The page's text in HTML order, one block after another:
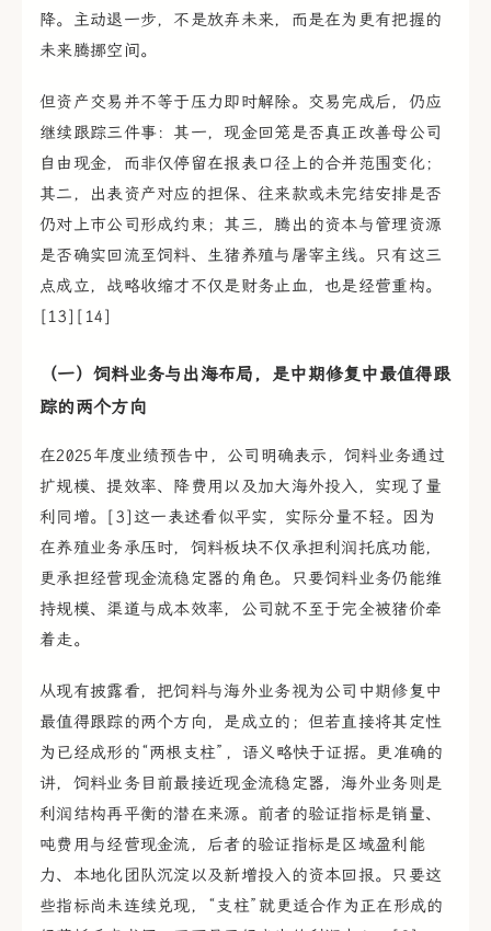
降。主动退一步，不是放弃未来，而是在为更有把握的
未来腾挪空间。
但资产交易并不等于压力即时解除。交易完成后，仍应
继续跟踪三件事：其一，现金回笼是否真正改善母公司
自由现金，而非仅停留在报表口径上的合并范围变化；
其二，出表资产对应的担保、往来款或未完结安排是否
仍对上市公司形成约束；其三，腾出的资本与管理资源
是否确实回流至饲料、生猪养殖与屠宰主线。只有这三
点成立，战略收缩才不仅是财务止血，也是经营重构。
[13][14]
（一）饲料业务与出海布局，是中期修复中最值得跟
踪的两个方向
在2025年度业绩预告中，公司明确表示，饲料业务通过
扩规模、提效率、降费用以及加大海外投入，实现了量
利同增。[3]这一表述看似平实，实际分量不轻。因为
在养殖业务承压时，饲料板块不仅承担利润托底功能，
更承担经营现金流稳定器的角色。只要饲料业务仍能维
持规模、渠道与成本效率，公司就不至于完全被猪价牵
着走。
从现有披露看，把饲料与海外业务视为公司中期修复中
最值得跟踪的两个方向，是成立的；但若直接将其定性
为已经成形的“两根支柱”，语义略快于证据。更准确的
讲，饲料业务目前最接近现金流稳定器，海外业务则是
利润结构再平衡的潜在来源。前者的验证指标是销量、
吨费用与经营现金流，后者的验证指标是区域盈利能
力、本地化团队沉淀以及新增投入的资本回报。只要这
些指标尚未连续兑现，“支柱”就更适合作为正在形成的